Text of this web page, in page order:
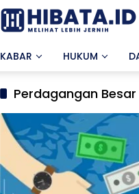
KABAR HUKUM
Perdagangan